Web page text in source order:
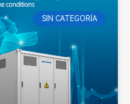
SIN CATEGORÍA